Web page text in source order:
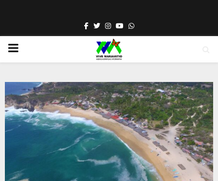
Facebook
TwitterInstagram
YoutubeWhatsapp
PRIMARY